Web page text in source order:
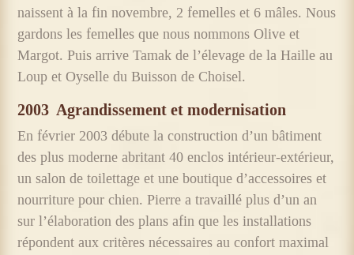
naissent à la fin novembre, 2 femelles et 6 mâles. Nous
gardons les femelles que nous nommons Olive et
Margot. Puis arrive Tamak de l’élevage de la Haille au
Loup et Oyselle du Buisson de Choisel.
2003 Agrandissement et modernisation
En février 2003 débute la construction d’un bâtiment
des plus moderne abritant 40 enclos intérieur-extérieur,
un salon de toilettage et une boutique d’accessoires et
nourriture pour chien. Pierre a travaillé plus d’un an
sur l’élaboration des plans afin que les installations
répondent aux critères nécessaires au confort maximal